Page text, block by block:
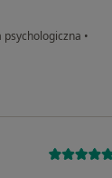
psychologiczna •